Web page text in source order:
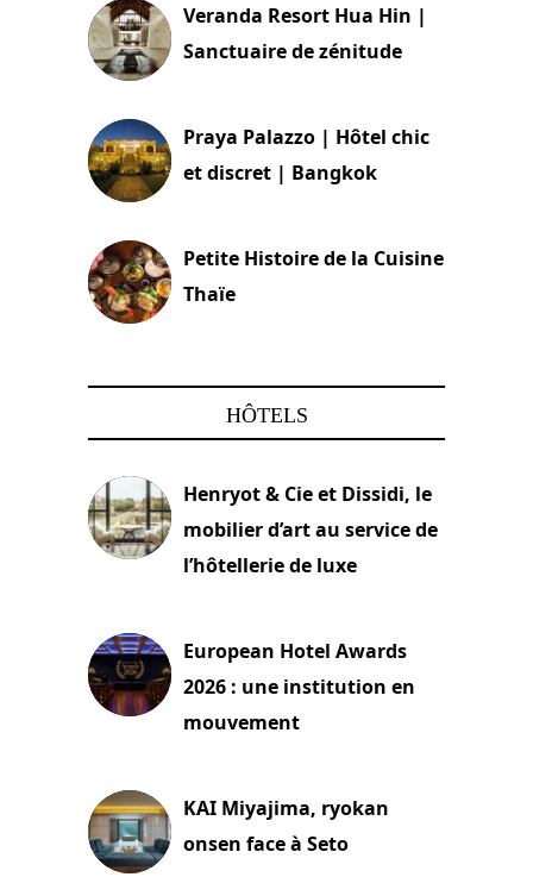
Veranda Resort Hua Hin |
Sanctuaire de zénitude
Praya Palazzo | Hôtel chic
et discret | Bangkok
Petite Histoire de la Cuisine
Thaïe
HÔTELS
Henryot & Cie et Dissidi, le
mobilier d’art au service de
l’hôtellerie de luxe
European Hotel Awards
2026 : une institution en
mouvement
KAI Miyajima, ryokan
onsen face à Seto